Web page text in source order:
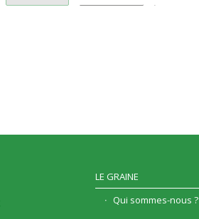
LE GRAINE
Qui sommes-nous ?